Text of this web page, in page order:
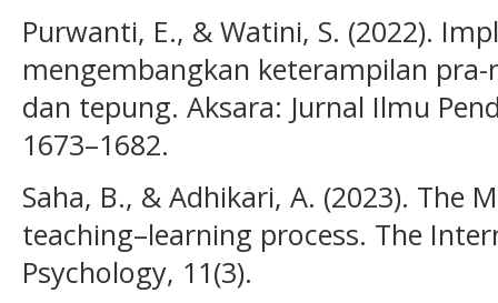
Purwanti, E., & Watini, S. (2022).
mengembangkan keterampilan
dan tepung. Aksara: Jurnal Ilmu
1673–1682.
Saha, B., & Adhikari, A. (2023). The
teaching–learning process. The
Psychology, 11(3).